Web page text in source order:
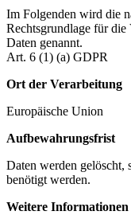
Im Folgenden wird die
Rechtsgrundlage für die
Daten genannt.
Art. 6 (1) (a) GDPR
Ort der Verarbeitung
Europäische Union
Aufbewahrungsfrist
Daten werden gelöscht,
benötigt werden.
Weitere